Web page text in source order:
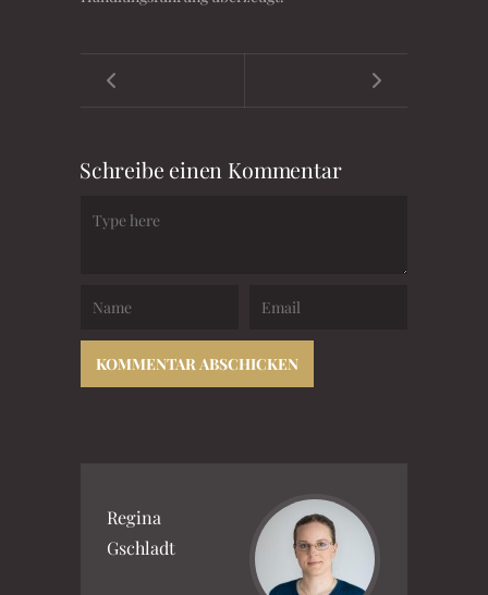
Schreibe einen Kommentar
Regina
Gschladt